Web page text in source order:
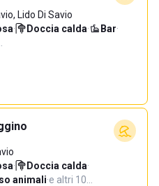
Lido Di Savio
· Doccia calda· Bar·
· Doccia calda·
animali·e altri 10…